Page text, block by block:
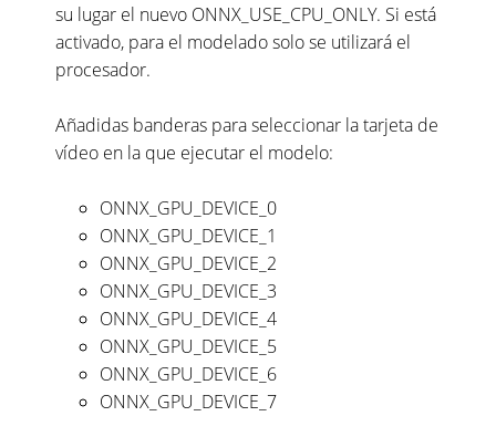
su lugar el nuevo ONNX_USE_CPU_ONLY. Si está
activado, para el modelado solo se utilizará el
procesador.
Añadidas banderas para seleccionar la tarjeta de
vídeo en la que ejecutar el modelo:
ONNX_GPU_DEVICE_0
ONNX_GPU_DEVICE_1
ONNX_GPU_DEVICE_2
ONNX_GPU_DEVICE_3
ONNX_GPU_DEVICE_4
ONNX_GPU_DEVICE_5
ONNX_GPU_DEVICE_6
ONNX_GPU_DEVICE_7